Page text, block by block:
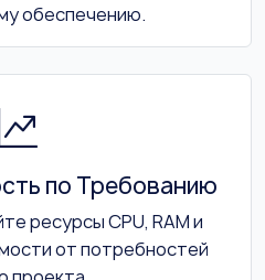
обеспечению.
по Требованию
ресурсы CPU, RAM и
от потребностей